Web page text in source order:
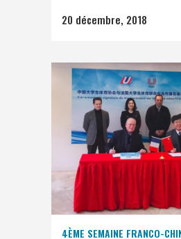
20 décembre, 2018
4ÈME SEMAINE FRANCO-